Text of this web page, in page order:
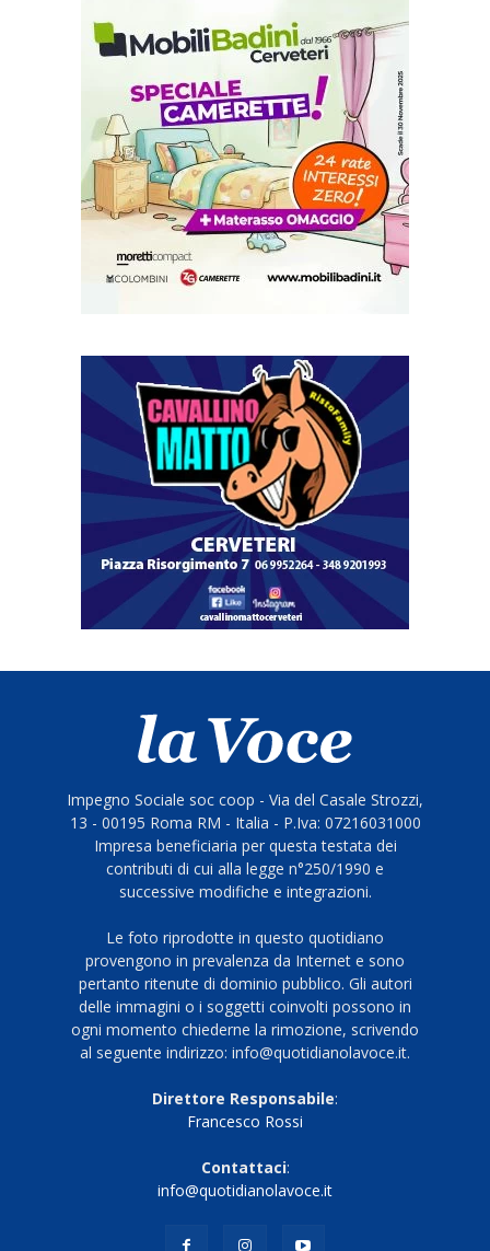
Impegno Sociale soc coop - Via del Casale Strozzi,
13 - 00195 Roma RM - Italia - P.Iva: 07216031000
Impresa beneficiaria per questa testata dei
contributi di cui alla legge n°250/1990 e
successive modifiche e integrazioni.
Le foto riprodotte in questo quotidiano
provengono in prevalenza da Internet e sono
pertanto ritenute di dominio pubblico. Gli autori
delle immagini o i soggetti coinvolti possono in
ogni momento chiederne la rimozione, scrivendo
al seguente indirizzo: info@quotidianolavoce.it.
Direttore Responsabile:
Francesco Rossi
Contattaci:
info@quotidianolavoce.it